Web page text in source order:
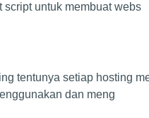
untuk membuat webs
tentunya setiap hosting
dan meng